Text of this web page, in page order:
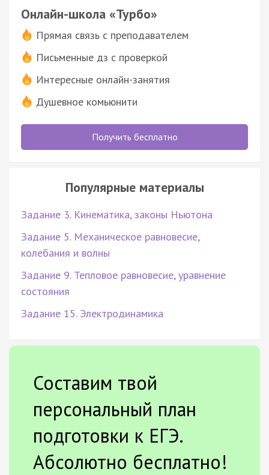
Онлайн-школа «Турбо»
Прямая связь с преподавателем
Письменные дз с проверкой
Интересные онлайн-занятия
Душевное комьюнити
Получить бесплатно
Популярные материалы
Задание 3. Кинематика, законы Ньютона
Задание 5. Механическое равновесие,
колебания и волны
Задание 9. Тепловое равновесие, уравнение
состояния
Задание 15. Электродинамика
Составим твой
персональный план
подготовки к ЕГЭ.
Абсолютно бесплатно!